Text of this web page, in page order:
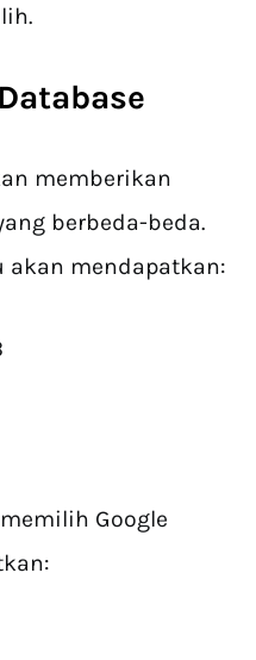
memberikan
berbeda-beda.
akan mendapatkan:
Google